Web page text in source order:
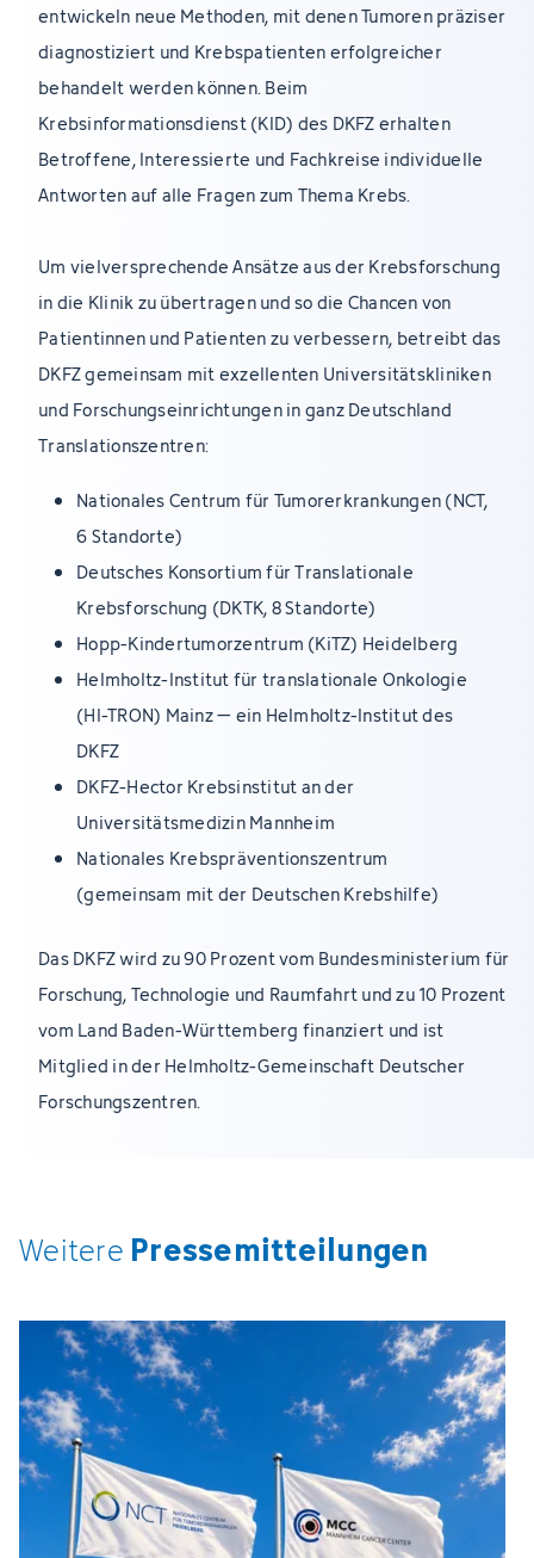
entwickeln neue Methoden, mit denen Tumoren präziser
diagnostiziert und Krebspatienten erfolgreicher
behandelt werden können. Beim
Krebsinformationsdienst (KID) des DKFZ erhalten
Betroffene, Interessierte und Fachkreise individuelle
Antworten auf alle Fragen zum Thema Krebs.
Um vielversprechende Ansätze aus der Krebsforschung
in die Klinik zu übertragen und so die Chancen von
Patientinnen und Patienten zu verbessern, betreibt das
DKFZ gemeinsam mit exzellenten Universitätskliniken
und Forschungseinrichtungen in ganz Deutschland
Translationszentren:
Nationales Centrum für Tumorerkrankungen (NCT,
6 Standorte)
Deutsches Konsortium für Translationale
Krebsforschung (DKTK, 8 Standorte)
Hopp-Kindertumorzentrum (KiTZ) Heidelberg
Helmholtz-Institut für translationale Onkologie
(HI-TRON) Mainz – ein Helmholtz-Institut des
DKFZ
DKFZ-Hector Krebsinstitut an der
Universitätsmedizin Mannheim
Nationales Krebspräventionszentrum
(gemeinsam mit der Deutschen Krebshilfe)
Das DKFZ wird zu 90 Prozent vom Bundesministerium für
Forschung, Technologie und Raumfahrt und zu 10 Prozent
vom Land Baden-Württemberg finanziert und ist
Mitglied in der Helmholtz-Gemeinschaft Deutscher
Forschungszentren.
Weitere Pressemitteilungen